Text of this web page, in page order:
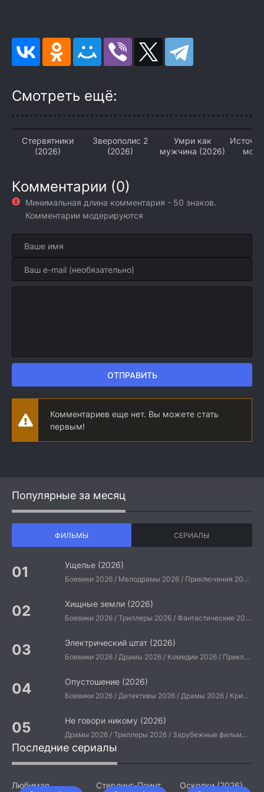
Смотреть ещё:
Стервятники
(2026)
Зверополис 2
(2026)
Умри как
мужчина (2026)
Комментарии (0)
Минимальная длина комментария - 50 знаков.
Комментарии модерируются
ОТПРАВИТЬ
Комментариев еще нет. Вы можете стать
первым!
Популярные за месяц
ФИЛЬМЫ СЕРИАЛЫ
Ущелье (2026)
Боевики 2026 / Мелодрамы 2026 / Приключения 2026 / Ужасы 2026 / Фантастические 2026 / Зарубежные фильмы 2026 / Американские фильмы / Фильмы 2026
Хищные земли (2026)
Боевики 2026 / Триллеры 2026 / Фантастические 2026 / Зарубежные фильмы 2026 / Американские фильмы / Фильмы 2026
Электрический штат (2026)
Боевики 2026 / Драмы 2026 / Комедии 2026 / Приключения 2026 / Фантастические 2026 / Зарубежные фильмы 2026 / Американские фильмы / Фильмы 2026
Опустошение (2026)
Боевики 2026 / Детективы 2026 / Драмы 2026 / Криминальные фильмы 2026 / Триллеры 2026 / Зарубежные фильмы 2026 / Американские фильмы / Фильмы 2026
Не говори никому (2026)
Драмы 2026 / Триллеры 2026 / Зарубежные фильмы 2026 / Американские фильмы / Фильмы 2026
Последние сериалы
Любимая
Стерлинг-Поинт
Осколки (2026)